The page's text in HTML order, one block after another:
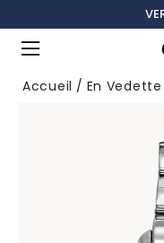
Accueil En Vedette